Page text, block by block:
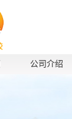
公司介绍